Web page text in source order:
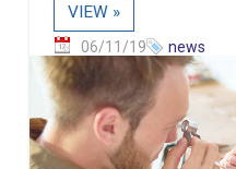
VIEW »
06/11/19 news